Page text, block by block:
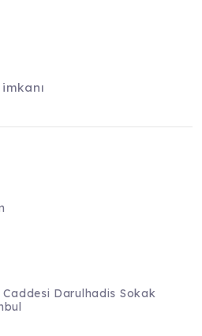
Caddesi Darulhadis Sokak